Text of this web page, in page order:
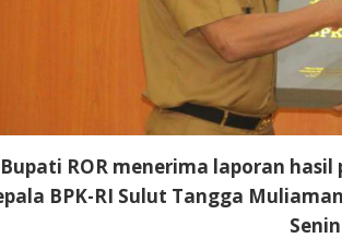
Bupati ROR menerima laporan
BPK-RI Sulut Tangga